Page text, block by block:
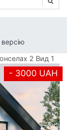
2 Вид 1
- 3000 UAH